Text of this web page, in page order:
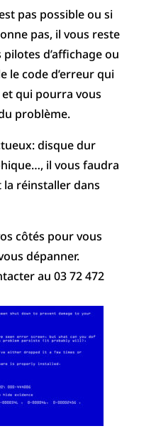
pas possible ou si
pas, il vous reste
d’affichage ou
le code d’erreur qui
qui pourra vous
problème.
disque dur
il vous faudra
la réinstaller dans
côtés pour vous
dépanner.
au 03 72 472